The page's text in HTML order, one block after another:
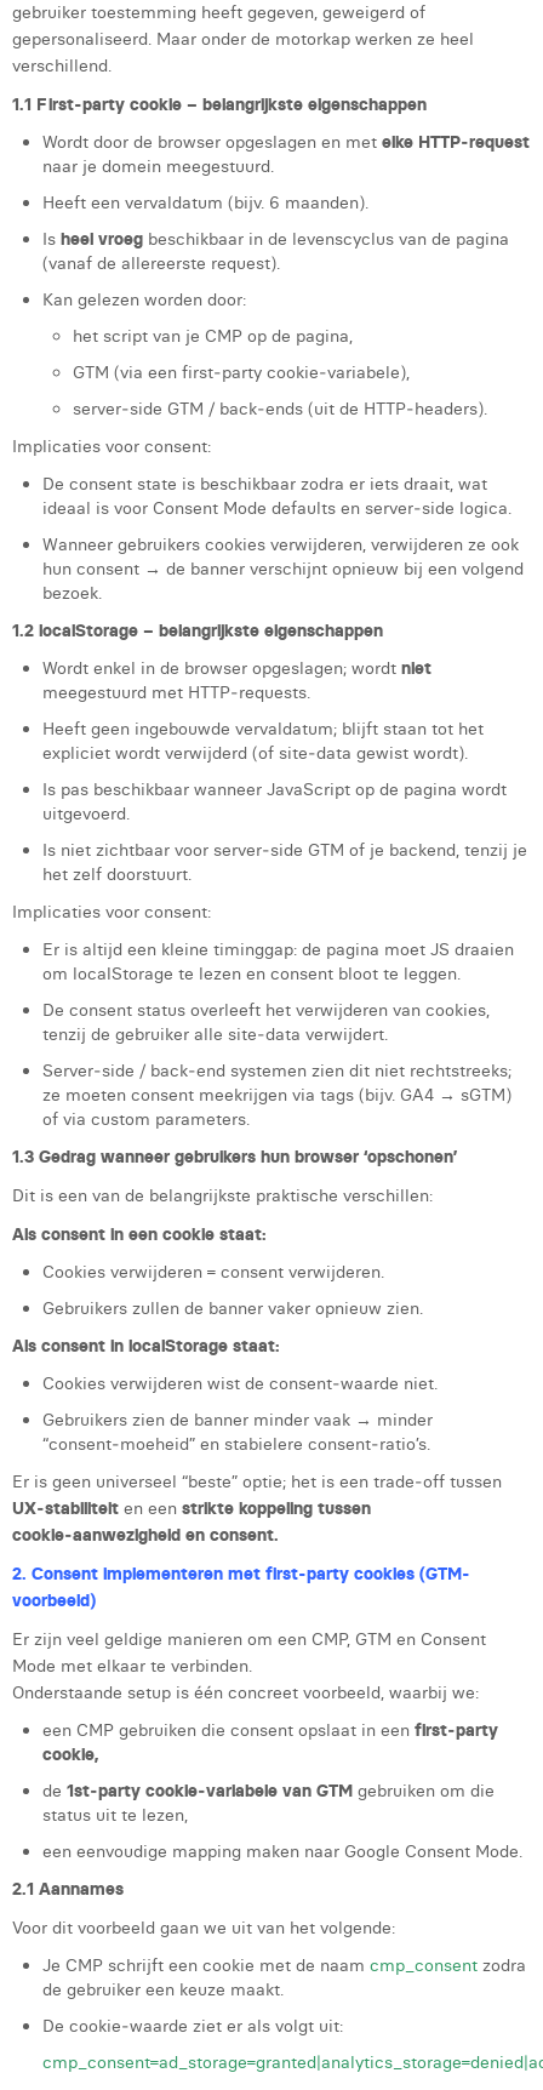
Mathias Segers
Ninon Chevalier
Olivia Lohest
Pieter Maesmans
Sebastiaan Reeskamp
Sven Bosschem
Thomas Kurevic
Thomas Riis
William Rezette
Yaël Vanhoe
gebruiker toestemming heeft gegeven, geweigerd of
gepersonaliseerd. Maar onder de motorkap werken ze heel
verschillend.
1.1 First-party cookie – belangrijkste eigenschappen
Wordt door de browser opgeslagen en met elke HTTP‑request
naar je domein meegestuurd.
Heeft een vervaldatum (bijv. 6 maanden).
Is heel vroeg beschikbaar in de levenscyclus van de pagina
(vanaf de allereerste request).
Kan gelezen worden door:
het script van je CMP op de pagina,
GTM (via een first‑party cookie‑variabele),
server‑side GTM / back‑ends (uit de HTTP‑headers).
Implicaties voor consent:
De consent state is beschikbaar zodra er iets draait, wat
ideaal is voor Consent Mode defaults en server‑side logica.
Wanneer gebruikers cookies verwijderen, verwijderen ze ook
hun consent → de banner verschijnt opnieuw bij een volgend
bezoek.
1.2 localStorage – belangrijkste eigenschappen
Wordt enkel in de browser opgeslagen; wordt niet
meegestuurd met HTTP‑requests.
Heeft geen ingebouwde vervaldatum; blijft staan tot het
expliciet wordt verwijderd (of site‑data gewist wordt).
Is pas beschikbaar wanneer JavaScript op de pagina wordt
uitgevoerd.
Is niet zichtbaar voor server‑side GTM of je backend, tenzij je
het zelf doorstuurt.
Implicaties voor consent:
Er is altijd een kleine timinggap: de pagina moet JS draaien
om localStorage te lezen en consent bloot te leggen.
De consent status overleeft het verwijderen van cookies,
tenzij de gebruiker alle site‑data verwijdert.
Server‑side / back‑end systemen zien dit niet rechtstreeks;
ze moeten consent meekrijgen via tags (bijv. GA4 → sGTM)
of via custom parameters.
1.3 Gedrag wanneer gebruikers hun browser ‘opschonen’
Dit is een van de belangrijkste praktische verschillen:
Als consent in een cookie staat:
Cookies verwijderen = consent verwijderen.
Gebruikers zullen de banner vaker opnieuw zien.
Als consent in localStorage staat:
Cookies verwijderen wist de consent‑waarde niet.
Gebruikers zien de banner minder vaak → minder
“consent‑moeheid” en stabielere consent‑ratio’s.
Er is geen universeel “beste” optie; het is een trade‑off tussen
UX‑stabiliteit en een strikte koppeling tussen
cookie‑aanwezigheid en consent.
2. Consent implementeren met first-party cookies (GTM-
voorbeeld)
Er zijn veel geldige manieren om een CMP, GTM en Consent
Mode met elkaar te verbinden.
Onderstaande setup is één concreet voorbeeld, waarbij we:
een CMP gebruiken die consent opslaat in een first‑party
cookie,
de 1st‑party cookie‑variabele van GTM gebruiken om die
status uit te lezen,
een eenvoudige mapping maken naar Google Consent Mode.
2.1 Aannames
Voor dit voorbeeld gaan we uit van het volgende:
Je CMP schrijft een cookie met de naam cmp_consent zodra
de gebruiker een keuze maakt.
De cookie‑waarde ziet er als volgt uit: